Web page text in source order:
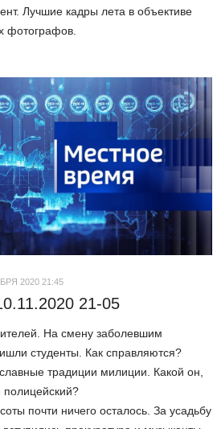
Лучшие кадры лета в объективе
фотографов.
2020 21:45
21-05
На смену заболевшим
студенты. Как справляются?
традиции милиции. Какой он,
почти ничего осталось. За усадьбу